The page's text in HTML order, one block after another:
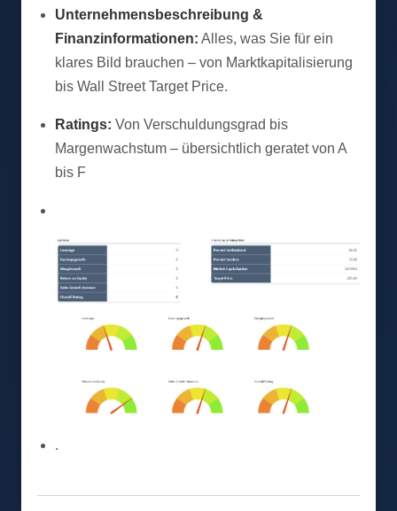
Unternehmensbeschreibung &
Finanzinformationen: Alles, was Sie für ein
klares Bild brauchen – von Marktkapitalisierung
bis Wall Street Target Price.
Ratings: Von Verschuldungsgrad bis
Margenwachstum – übersichtlich geratet von A
bis F
.